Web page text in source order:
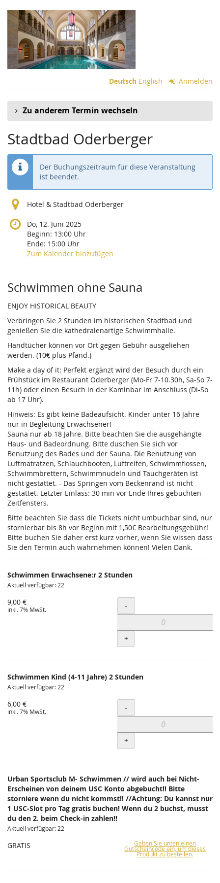
Zum
Haupt-
Inhalt
springen
Deutsch English Anmelden
Zu anderem Termin wechseln
Stadtbad Oderberger
Der Buchungszeitraum für diese Veranstaltung
ist beendet.
Hotel & Stadtbad Oderberger
Do, 12. Juni 2025
Beginn: 13:00 Uhr
Ende: 15:00 Uhr
Zum Kalender hinzufügen
Produkte
Schwimmen ohne Sauna
ENJOY HISTORICAL BEAUTY
Verbringen Sie 2 Stunden im historischen Stadtbad und
genießen Sie die kathedralenartige Schwimmhalle.
Handtücher können vor Ort gegen Gebühr ausgeliehen
werden. (10€ plus Pfand.)
Make a day of it: Perfekt ergänzt wird der Besuch durch ein
Frühstück im Restaurant Oderberger (Mo-Fr 7-10.30h, Sa-So 7-
11h) oder einen Besuch in der Kaminbar im Anschluss (Di-So
ab 17 Uhr).
Hinweis: Es gibt keine Badeaufsicht. Kinder unter 16 Jahre
nur in Begleitung Erwachsener!
Sauna nur ab 18 Jahre. Bitte beachten Sie die ausgehängte
Haus- und Badeordnung. Bitte duschen Sie sich vor
Benutzung des Bades und der Sauna. Die Benutzung von
Luftmatratzen, Schlauchbooten, Luftreifen, Schwimmflossen,
Schwimmbrettern, Schwimmnudeln und Tauchgeräten ist
nicht gestattet. - Das Springen vom Beckenrand ist nicht
gestattet. Letzter Einlass: 30 min vor Ende Ihres gebuchten
Zeitfensters.
Bitte beachten Sie dass die Tickets nicht umbuchbar sind, nur
stornierbar bis 8h vor Beginn mit 1,50€ Bearbeitungsgebühr!
Bitte buchen Sie daher erst kurz vorher, wenn Sie wissen dass
Sie den Termin auch wahrnehmen können! Vielen Dank.
Schwimmen Erwachsene:r 2 Stunden
Aktuell verfügbar: 22
9,00 €
inkl. 7% MwSt. Menge
-
+
Schwimmen Kind (4-11 Jahre) 2 Stunden
Aktuell verfügbar: 22
6,00 €
inkl. 7% MwSt. Menge
-
+
Urban Sportsclub M- Schwimmen // wird auch bei Nicht-
Erscheinen von deinem USC Konto abgebucht!! Bitte
storniere wenn du nicht kommst!! //Achtung: Du kannst nur
1 USC-Slot pro Tag gratis buchen! Wenn du 2 buchst, musst
du den 2. beim Check-in zahlen!!
Aktuell verfügbar: 22
GRATIS Geben Sie unten einen
Gutscheincode ein, um dieses
Produkt zu bestellen.